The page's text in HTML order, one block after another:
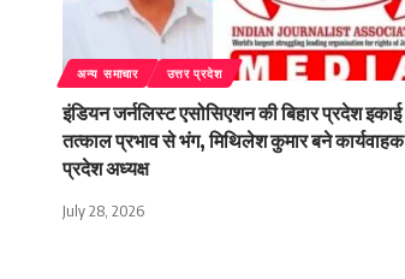
अन्य समाचार उत्तर प्रदेश
इंडियन जर्नलिस्ट एसोसिएशन की बिहार प्रदेश इकाई
तत्काल प्रभाव से भंग, मिथिलेश कुमार बने कार्यवाहक
प्रदेश अध्यक्ष
July 28, 2026